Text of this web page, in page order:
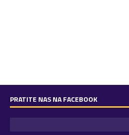
PRATITE NAS NA FACEBOOK